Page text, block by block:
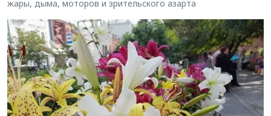
жары, дыма, моторов и зрительского азарта